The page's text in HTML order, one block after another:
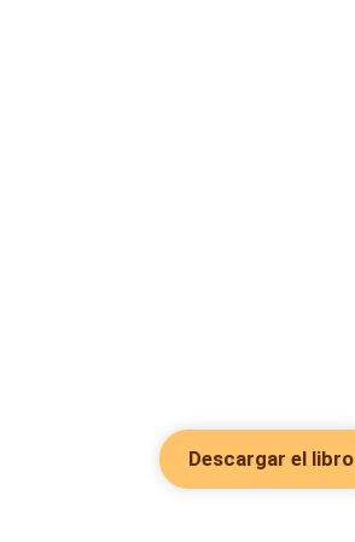
Descargar el libro